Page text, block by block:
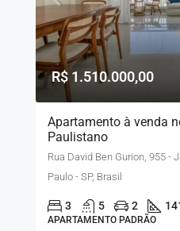
R$ 1.510.000,00
Apartamento à venda
Paulistano
Rua David Ben Gurion, 955 -
Paulo - SP, Brasil
3 5 2
APARTAMENTO PADRÃO